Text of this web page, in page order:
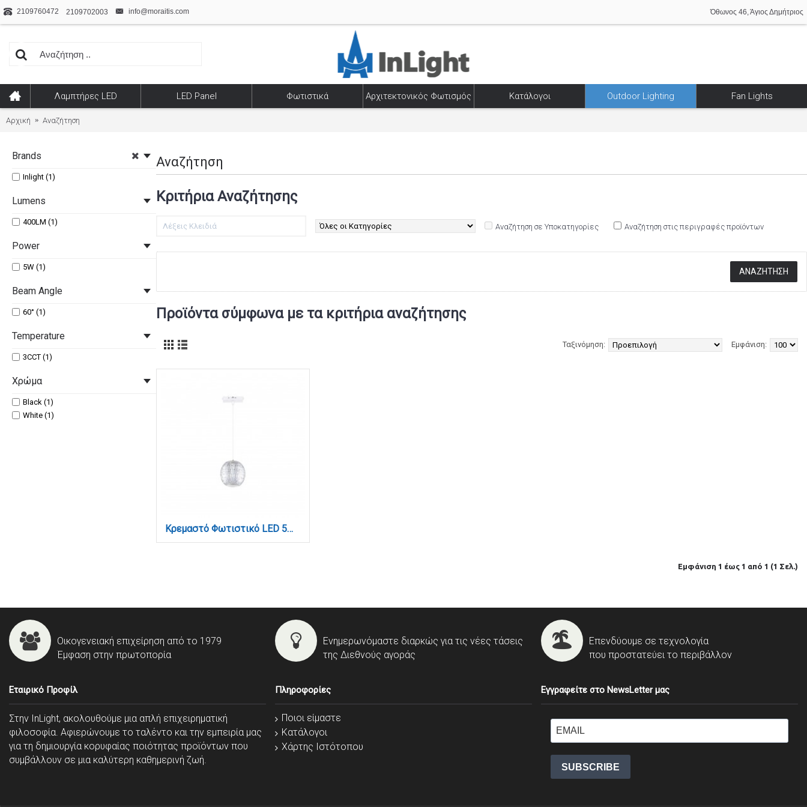
2109760472 2109702003 info@moraitis.com Όθωνος 46, Άγιος Δημήτριος
Λαμπτήρες LED LED Panel Φωτιστικά Αρχιτεκτονικός Φωτισμός Κατάλογοι Outdoor Lighting Fan Lights
Αρχική Αναζήτηση
Brands
Inlight (1)
Lumens
400LM (1)
Power
5W (1)
Beam Angle
60° (1)
Temperature
3CCT (1)
Χρώμα
Black (1)
White (1)
Αναζήτηση
Κριτήρια Αναζήτησης
Αναζήτηση σε Υποκατηγορίες Αναζήτηση στις περιγραφές προϊόντων
Προϊόντα σύμφωνα με τα κριτήρια αναζήτησης
Εμφάνιση:
Ταξινόμηση:
Κρεμαστό Φωτιστικό LED 5W 3CCT για Ultra-Thin μαγνητική ράγα σε λευκή απόχρωση D:10,2cm (TMU0230-White)
Εμφάνιση 1 έως 1 από 1 (1 Σελ.)
Οικογενειακή επιχείρηση από το 1979
Έμφαση στην πρωτοπορία
Ενημερωνόμαστε διαρκώς για τις νέες τάσεις
της Διεθνούς αγοράς
Επενδύουμε σε τεχνολογία
που προστατεύει το περιβάλλον
Εταιρικό Προφίλ
Στην InLight, ακολουθούμε μια απλή επιχειρηματική
φιλοσοφία. Αφιερώνουμε το ταλέντο και την εμπειρία μας
για τη δημιουργία κορυφαίας ποιότητας προϊόντων που
συμβάλλουν σε μια καλύτερη καθημερινή ζωή.
Πληροφορίες
Ποιοι είμαστε
Κατάλογοι
Χάρτης Ιστότοπου
Εγγραφείτε στο NewsLetter μας
SUBSCRIBE